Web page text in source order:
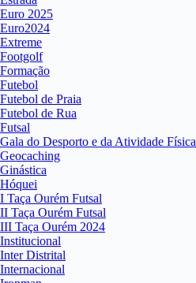
Euro 2025
Euro2024
Extreme
Footgolf
Formação
Futebol
Futebol de Praia
Futebol de Rua
Futsal
Gala do Desporto e da Atividade Física
Geocaching
Ginástica
Hóquei
I Taça Ourém Futsal
II Taça Ourém Futsal
III Taça Ourém 2024
Institucional
Inter Distrital
Internacional